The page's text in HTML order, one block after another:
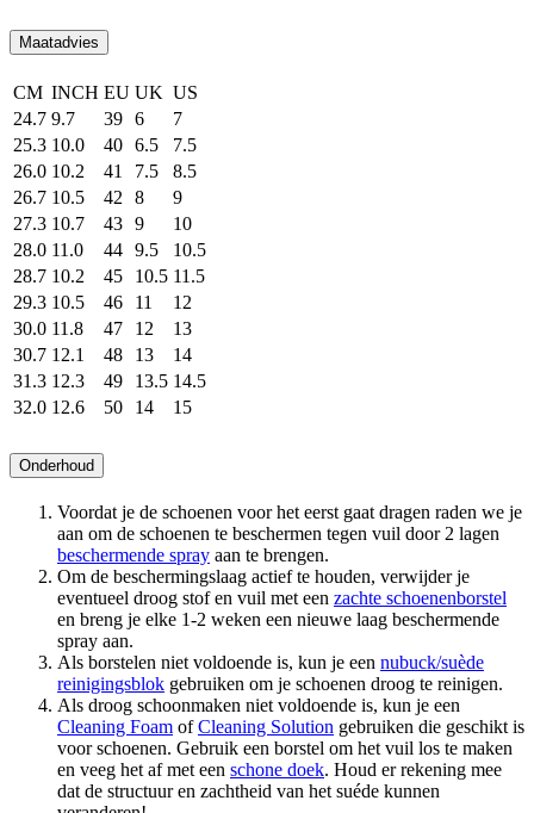
Maatadvies
CM INCH EU UK US
24.7 9.7 39 6
7
25.3 10.0 40 6.5
7.5
26.0 10.2 41 7.5
8.5
26.7 10.5 42 8
9
27.3 10.7 43 9
10
28.0 11.0 44 9.5
10.5
28.7 10.2 45 10.5 11.5
29.3 10.5 46 11
12
30.0 11.8 47 12
13
30.7 12.1 48 13
14
31.3 12.3 49 13.5 14.5
32.0 12.6 50 14 15
Onderhoud
Voordat je de schoenen voor het eerst gaat dragen raden we je
aan om de schoenen te beschermen tegen vuil door 2 lagen
beschermende spray aan te brengen.
Om de beschermingslaag actief te houden, verwijder je
eventueel droog stof en vuil met een zachte schoenenborstel
en breng je elke 1-2 weken een nieuwe laag beschermende
spray aan.
Als borstelen niet voldoende is, kun je een nubuck/suède
reinigingsblok gebruiken om je schoenen droog te reinigen.
Als droog schoonmaken niet voldoende is, kun je een
Cleaning Foam ofCleaning Solution gebruiken die geschikt is
voor schoenen. Gebruik een borstel om het vuil los te maken
en veeg het af met een schone doek. Houd er rekening mee
dat de structuur en zachtheid van het suéde kunnen